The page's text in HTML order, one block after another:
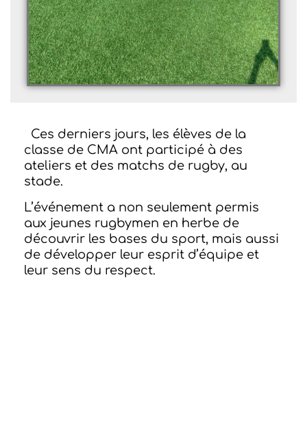
Ces derniers jours, les élèves de la
classe de CMA ont participé à des
ateliers et des matchs de rugby, au
stade.
L’événement a non seulement permis
aux jeunes rugbymen en herbe de
découvrir les bases du sport, mais aussi
de développer leur esprit d’équipe et
leur sens du respect.